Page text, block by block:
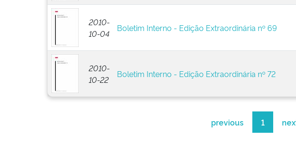
2010-
10-04
Boletim Interno - Edição Extraordinária nº 69
2010-
10-22
Boletim Interno - Edição Extraordinária nº 72
previous 1